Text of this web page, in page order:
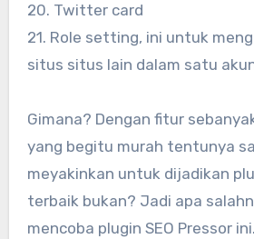
20. Twitter card
21. Role setting, ini untuk
situs situs lain dalam satu
Gimana? Dengan fitur
yang begitu murah tentunya
meyakinkan untuk dijadikan
terbaik bukan? Jadi apa
mencoba plugin SEO Pressor